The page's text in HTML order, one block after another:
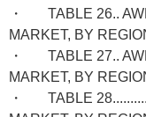
・ TABLE 26..
MARKET, BY
・ TABLE 27..
MARKET, BY
・ TABLE